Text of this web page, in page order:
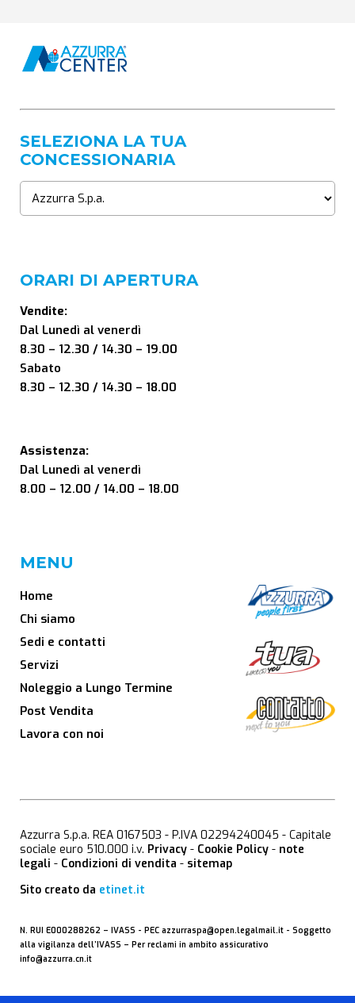
SELEZIONA LA TUA
CONCESSIONARIA
ORARI DI APERTURA
Vendite:
Dal Lunedì al venerdì
8.30 – 12.30 / 14.30 – 19.00
Sabato
8.30 – 12.30 / 14.30 – 18.00
Assistenza:
Dal Lunedì al venerdì
8.00 – 12.00 / 14.00 – 18.00
MENU
Home
Chi siamo
Sedi e contatti
Servizi
Noleggio a Lungo Termine
Post Vendita
Lavora con noi
Azzurra S.p.a. REA 0167503 - P.IVA 02294240045 - Capitale
sociale euro 510.000 i.v. Privacy - Cookie Policy - note
legali - Condizioni di vendita - sitemap
Sito creato da etinet.it
N. RUI E000288262 – IVASS - PEC azzurraspa@open.legalmail.it - Soggetto
alla vigilanza dell’IVASS – Per reclami in ambito assicurativo
info@azzurra.cn.it